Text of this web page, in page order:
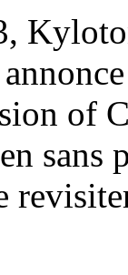
of
sans